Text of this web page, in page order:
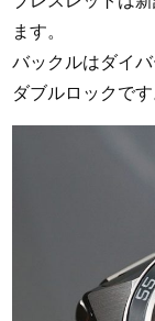
ます。
バックルはダイ
ダブルロックです